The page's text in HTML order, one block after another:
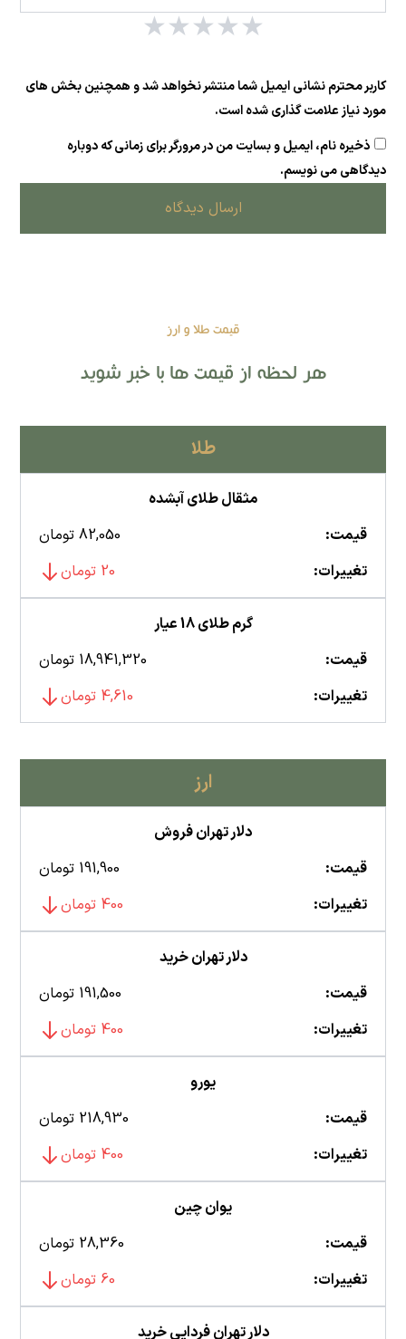
★
★
★
★
★
کاربر محترم نشانی ایمیل شما منتشر نخواهد شد و همچنین بخش های
مورد نیاز علامت گذاری شده است.
ذخیره نام، ایمیل و بسایت من در مرورگر برای زمانی که دوباره
دیدگاهی می نویسم.
ارسال دیدگاه
قیمت طلا و ارز
هر لحظه از قیمت ها با خبر شوید
طلا
مثقال طلای آبشده
قیمت:
82,050 تومان
تغییرات:
20 تومان
گرم طلای 18 عیار
قیمت:
18,941,320 تومان
تغییرات:
4,610 تومان
ارز
دلار تهران فروش
قیمت:
191,900 تومان
تغییرات:
400 تومان
دلار تهران خرید
قیمت:
191,500 تومان
تغییرات:
400 تومان
یورو
قیمت:
218,930 تومان
تغییرات:
400 تومان
یوان چین
قیمت:
28,360 تومان
تغییرات:
60 تومان
دلار تهران فردایی خرید